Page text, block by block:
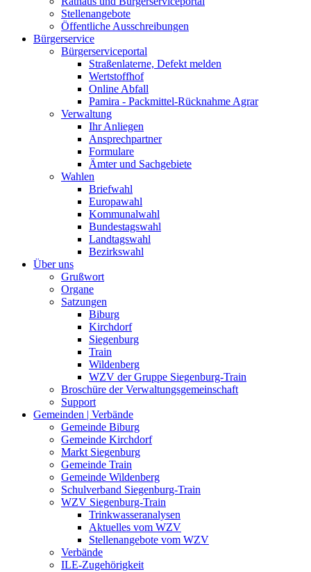
Stellenangebote
Öffentliche Ausschreibungen
Bürgerservice
Bürgerserviceportal
Straßenlaterne, Defekt melden
Wertstoffhof
Online Abfall
Pamira - Packmittel-Rücknahme Agrar
Verwaltung
Ihr Anliegen
Ansprechpartner
Formulare
Ämter und Sachgebiete
Wahlen
Briefwahl
Europawahl
Kommunalwahl
Bundestagswahl
Landtagswahl
Bezirkswahl
Über uns
Grußwort
Organe
Satzungen
Biburg
Kirchdorf
Siegenburg
Train
Wildenberg
WZV der Gruppe Siegenburg-Train
Broschüre der Verwaltungsgemeinschaft
Support
Gemeinden | Verbände
Gemeinde Biburg
Gemeinde Kirchdorf
Markt Siegenburg
Gemeinde Train
Gemeinde Wildenberg
Schulverband Siegenburg-Train
WZV Siegenburg-Train
Trinkwasseranalysen
Aktuelles vom WZV
Stellenangebote vom WZV
Verbände
ILE-Zugehörigkeit